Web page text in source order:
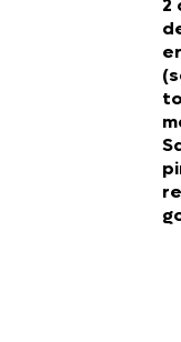
2